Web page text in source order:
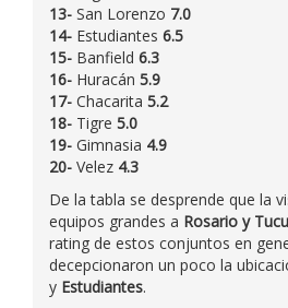
13- San Lorenzo 7.0
14- Estudiantes 6.5
15- Banfield 6.3
16- Huracán 5.9
17- Chacarita 5.2
18- Tigre 5.0
19- Gimnasia 4.9
20- Velez 4.3
De la tabla se desprende que la
equipos grandes a Rosario y
rating de estos conjuntos en
decepcionaron un poco la
y Estudiantes.